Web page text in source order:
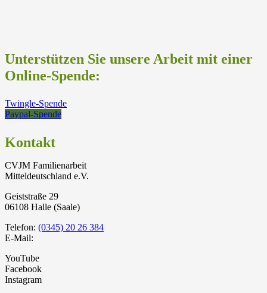
Unterstützen Sie unsere Arbeit mit einer
Online-Spende:
Twingle-Spende
Paypal-Spende
Kontakt
CVJM Familienarbeit
Mitteldeutschland e.V.
Geiststraße 29
06108 Halle (Saale)
Telefon: (0345) 20 26 384
E-Mail:
YouTube
Facebook
Instagram